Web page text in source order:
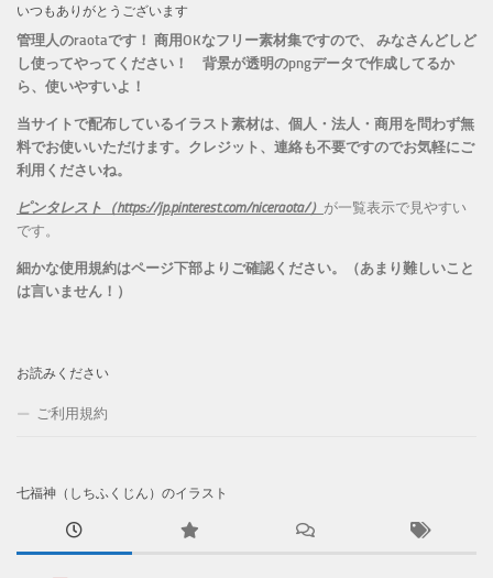
いつもありがとうございます
管理人のraotaです！ 商用OKなフリー素材集ですので、 みなさんどしど
し使ってやってください！ 背景が透明のpngデータで作成してるか
ら、 使いやすいよ！
当サイトで配布しているイラスト素材は、個人・法人・商用を問わず無
料でお使いいただけます。 クレジット、連絡も不要ですのでお気軽にご
利用くださいね。
ピンタレスト（https://jp.pinterest.com/niceraota/） が一覧表示で見やすい
です。
細かな使用規約はページ下部よりご確認ください。（あまり難しいこと
は言いません！）
お読みください
ご利用規約
七福神（しちふくじん）のイラスト